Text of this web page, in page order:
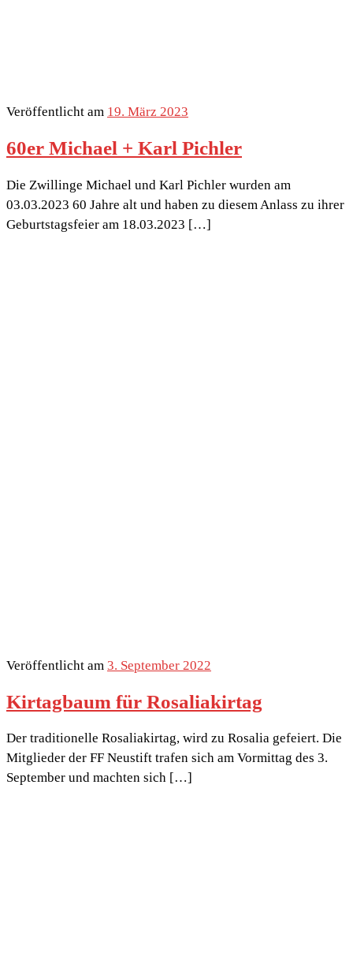
Veröffentlicht am 19. März 2023
60er Michael + Karl Pichler
Die Zwillinge Michael und Karl Pichler wurden am
03.03.2023 60 Jahre alt und haben zu diesem Anlass zu ihrer
Geburtstagsfeier am 18.03.2023 […]
Veröffentlicht am 3. September 2022
Kirtagbaum für Rosaliakirtag
Der traditionelle Rosaliakirtag, wird zu Rosalia gefeiert. Die
Mitglieder der FF Neustift trafen sich am Vormittag des 3.
September und machten sich […]